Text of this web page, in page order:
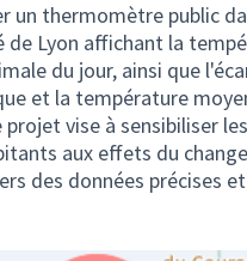
un thermomètre public
de Lyon affichant la
du jour, ainsi que
et la température
projet vise à sensibiliser les
aux effets du
des données précises et